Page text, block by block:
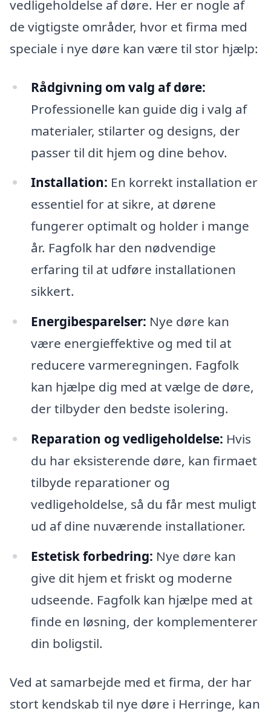
vedligeholdelse af døre. Her er nogle af
de vigtigste områder, hvor et firma med
speciale i nye døre kan være til stor hjælp:
Rådgivning om valg af døre:
Professionelle kan guide dig i valg af
materialer, stilarter og designs, der
passer til dit hjem og dine behov.
Installation: En korrekt installation er
essentiel for at sikre, at dørene
fungerer optimalt og holder i mange
år. Fagfolk har den nødvendige
erfaring til at udføre installationen
sikkert.
Energibesparelser: Nye døre kan
være energieffektive og med til at
reducere varmeregningen. Fagfolk
kan hjælpe dig med at vælge de døre,
der tilbyder den bedste isolering.
Reparation og vedligeholdelse: Hvis
du har eksisterende døre, kan firmaet
tilbyde reparationer og
vedligeholdelse, så du får mest muligt
ud af dine nuværende installationer.
Estetisk forbedring: Nye døre kan
give dit hjem et friskt og moderne
udseende. Fagfolk kan hjælpe med at
finde en løsning, der komplementerer
din boligstil.
Ved at samarbejde med et firma, der har
stort kendskab til nye døre i Herringe, kan